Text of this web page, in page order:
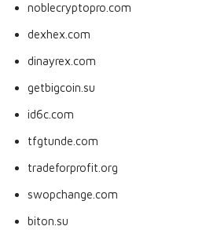
noblecryptopro.com
dexhex.com
dinayrex.com
getbigcoin.su
id6c.com
tfgtunde.com
tradeforprofit.org
swopchange.com
biton.su